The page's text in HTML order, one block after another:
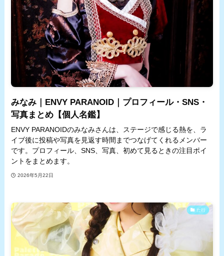
みなみ｜ENVY PARANOID｜プロフィール・SNS・
写真まとめ【個人名鑑】
ENVY PARANOIDのみなみさんは、ステージで感じる熱を、ラ
イブ後に投稿や写真を見返す時間までつなげてくれるメンバー
です。プロフィール、SNS、写真、初めて見るときの注目ポイ
ントをまとめます。
2026年5月22日
た行